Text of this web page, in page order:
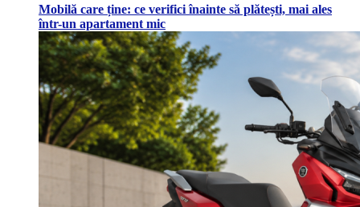
Mobilă care ține: ce verifici înainte să plătești, mai ales
într-un apartament mic